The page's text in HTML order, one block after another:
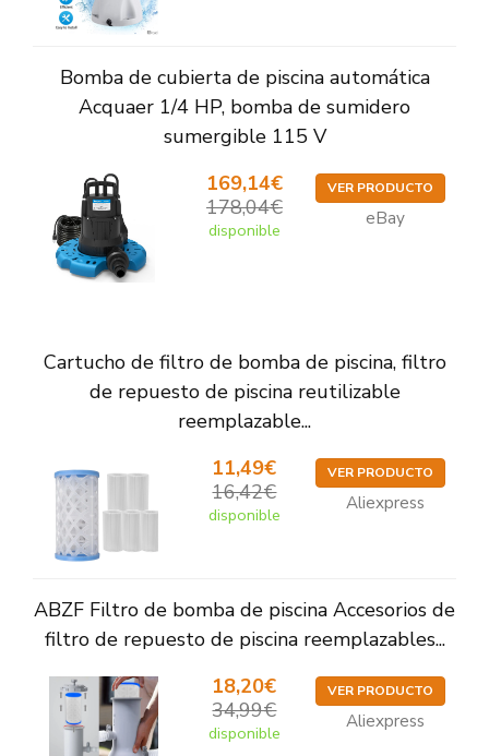
Bomba de cubierta de piscina automática
Acquaer 1/4 HP, bomba de sumidero
sumergible 115 V
169,14€
178,04€
disponible
VER PRODUCTO
eBay
Cartucho de filtro de bomba de piscina, filtro
de repuesto de piscina reutilizable
reemplazable...
11,49€
16,42€
disponible
VER PRODUCTO
Aliexpress
ABZF Filtro de bomba de piscina Accesorios de
filtro de repuesto de piscina reemplazables...
18,20€
34,99€
disponible
VER PRODUCTO
Aliexpress